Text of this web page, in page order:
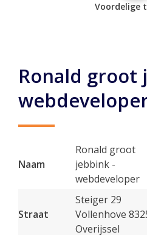
Voordelige
Ronald groot
Naam
Ronald groot
jebbink -
webdeveloper
Straat
Steiger 29
Vollenhove
Overijssel